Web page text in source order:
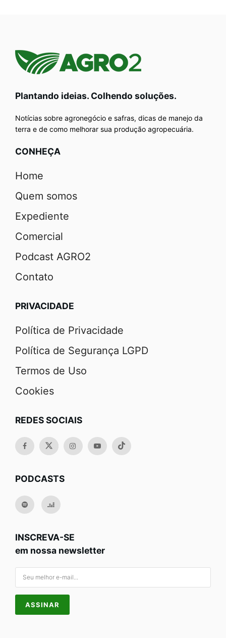
Plantando ideias. Colhendo soluções.
Notícias sobre agronegócio e safras, dicas de manejo da
terra e de como melhorar sua produção agropecuária.
CONHEÇA
Home
Quem somos
Expediente
Comercial
Podcast AGRO2
Contato
PRIVACIDADE
Política de Privacidade
Política de Segurança LGPD
Termos de Uso
Cookies
REDES SOCIAIS
PODCASTS
INSCREVA-SE
em nossa newsletter